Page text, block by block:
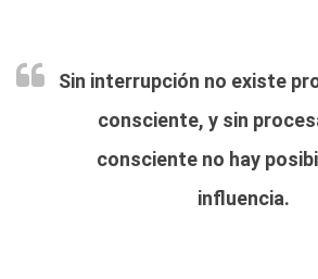
Sin interrupción no existe
consciente, y sin
consciente no hay
influencia.